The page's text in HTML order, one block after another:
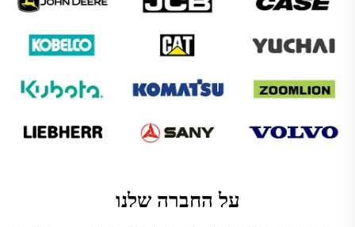
על החברה שלנו